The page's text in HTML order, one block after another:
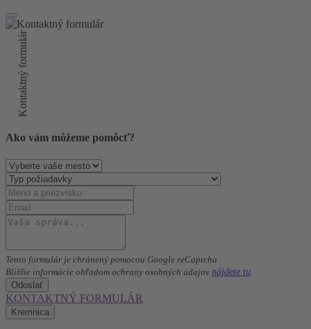
Kontaktný formulár
Ako vám môžeme pomôcť?
Tento formulár je chránený pomocou Google reCaptcha
Bližšie informácie ohľadom ochrany osobných údajov nájdete tu
Odoslať
KONTAKTNÝ FORMULÁR
Kremnica